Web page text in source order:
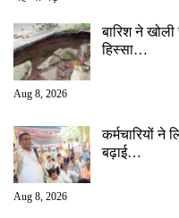
बारिश ने
हिस्सा…
Aug 8, 2026
कर्मचारियों ने
बढ़ाई…
Aug 8, 2026